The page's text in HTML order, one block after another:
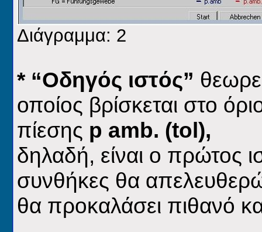
Διάγραμμα: 2
* “Οδηγός ιστός”
οποίος βρίσκεται στο
πίεσης p amb. (tol),
δηλαδή, είναι ο πρώτος
συνθήκες θα
θα προκαλάσει πιθανό